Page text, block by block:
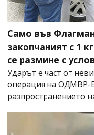
Само във
закопчаният с 1
се размине с
Ударът е част от
операция на ОДМВР-
разпространението